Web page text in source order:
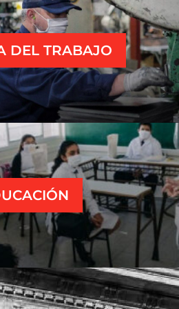
las necesidades elementales
como es la construcción
obras para garantizar
que afecta a muchos
generarían puestos de trabajo
el desempleo.
Evita Pueblo es
en invierno carecen de
problemas de deterioro
Los Mussi ni
urgentes siendo
derrumbe de la salud y la
pública.
envuelven a los Mussi en
de planes sociales en el
DEL TRABAJO